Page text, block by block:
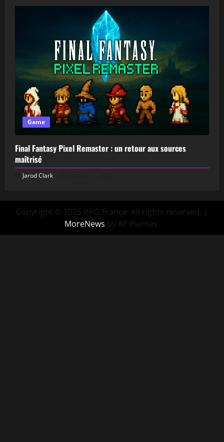
Game
Final Fantasy Pixel Remaster : un retour aux sources
maîtrisé
Jarod Clark
Copyright © 2025 RPG France. All rights reserved. |
MoreNews by AF themes.